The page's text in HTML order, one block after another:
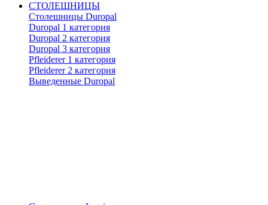
СТОЛЕШНИЦЫ
Столешницы Duropal
Duropal 1 категория
Duropal 2 категория
Duropal 3 категория
Pfleiderer 1 категория
Pfleiderer 2 категория
Выведенные Duropal